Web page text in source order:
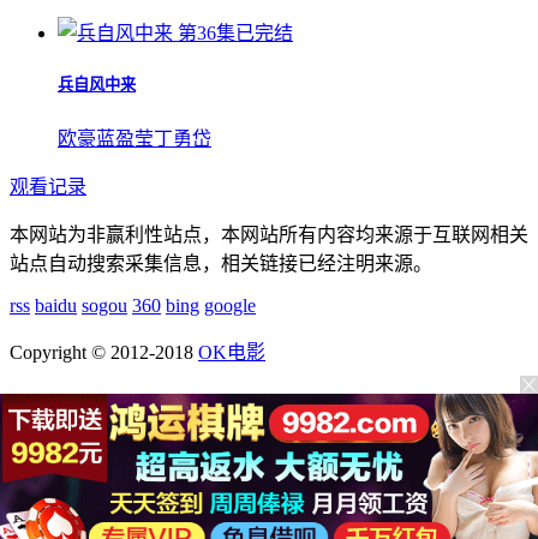
第36集已完结
兵自风中来
欧豪蓝盈莹丁勇岱
观看记录
本网站为非赢利性站点，本网站所有内容均来源于互联网相关
站点自动搜索采集信息，相关链接已经注明来源。
rss baidu sogou 360 bing google
Copyright © 2012-2018 OK电影